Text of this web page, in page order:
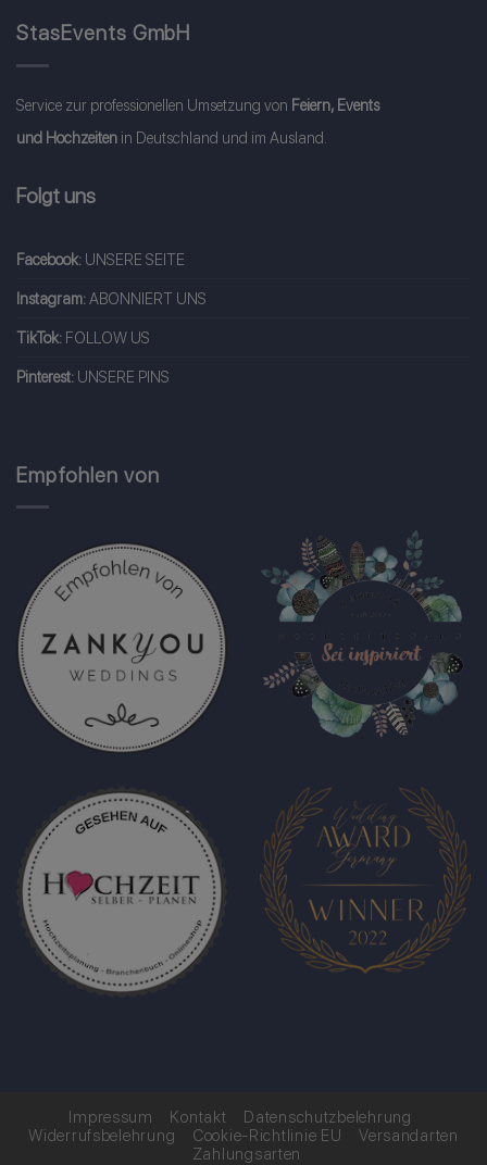
StasEvents GmbH
Service zur professionellen Umsetzung von Feiern, Events
und Hochzeiten in Deutschland und im Ausland.
Folgt uns
Facebook: UNSERE SEITE
Instagram:ABONNIERT UNS
TikTok: FOLLOW US
Pinterest: UNSERE PINS
Empfohlen von
Impressum Kontakt
Datenschutzbelehrung
Widerrufsbelehrung
Cookie-Richtlinie EU
Versandarten
Zahlungsarten